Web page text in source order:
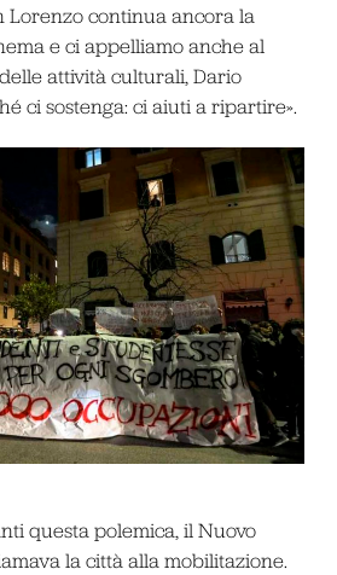
Lorenzo continua ancora la
e ci appelliamo anche al
attività culturali, Dario
ci sostenga: ci aiuti a ripartire».
questa polemica, il Nuovo
la città alla mobilitazione.